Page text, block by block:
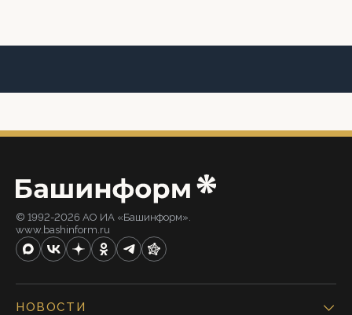
© 1992-2026 АО ИА «Башинформ».
www.bashinform.ru
НОВОСТИ